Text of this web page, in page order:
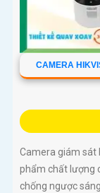
CAMERA
Camera giám sát
phẩm chất lượng
chống ngược